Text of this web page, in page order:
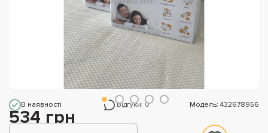
В наявності Відгуки: 0 Модель: 432678956
534 грн